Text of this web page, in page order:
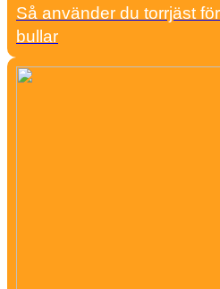
Så använder du torrjäst
bullar